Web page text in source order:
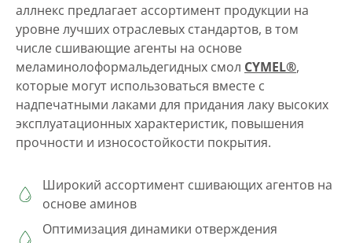
аллнекс предлагает ассортимент продукции на
уровне лучших отраслевых стандартов, в том
числе сшивающие агенты на основе
меламинолоформальдегидных смол CYMEL®,
которые могут использоваться вместе с
надпечатными лаками для придания лаку высоких
эксплуатационных характеристик, повышения
прочности и износостойкости покрытия.
Широкий ассортимент сшивающих агентов на
основе аминов
Оптимизация динамики отверждения